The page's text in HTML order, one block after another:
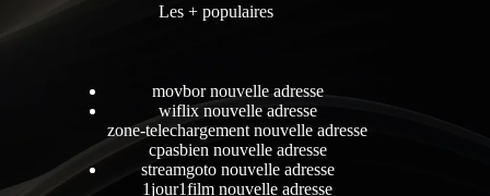
Les + populaires
movbor nouvelle adresse
wiflix nouvelle adresse
zone-telechargement nouvelle adresse
cpasbien nouvelle adresse
streamgoto nouvelle adresse
1jour1film nouvelle adresse